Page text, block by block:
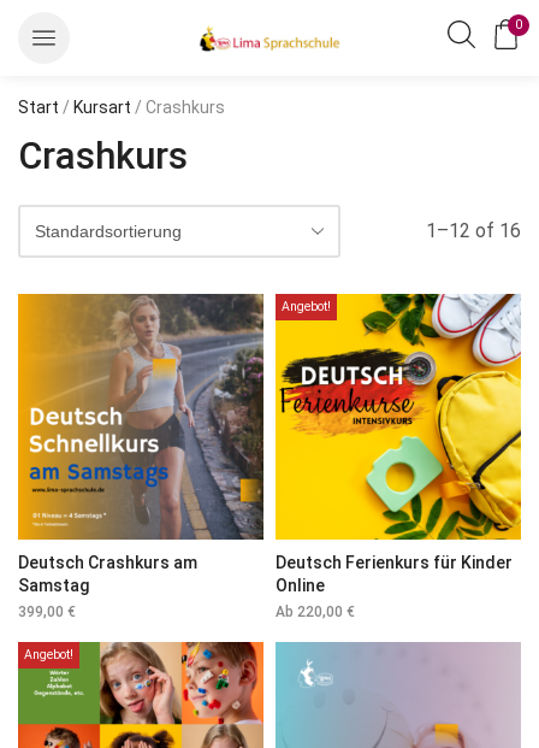
0
Start / Kursart / Crashkurs
Crashkurs
1–12 of 16
Deutsch Crashkurs am
Samstag
399,00 €
Angebot!
Deutsch Ferienkurs für Kinder
Online
Ab 220,00 €
Angebot!